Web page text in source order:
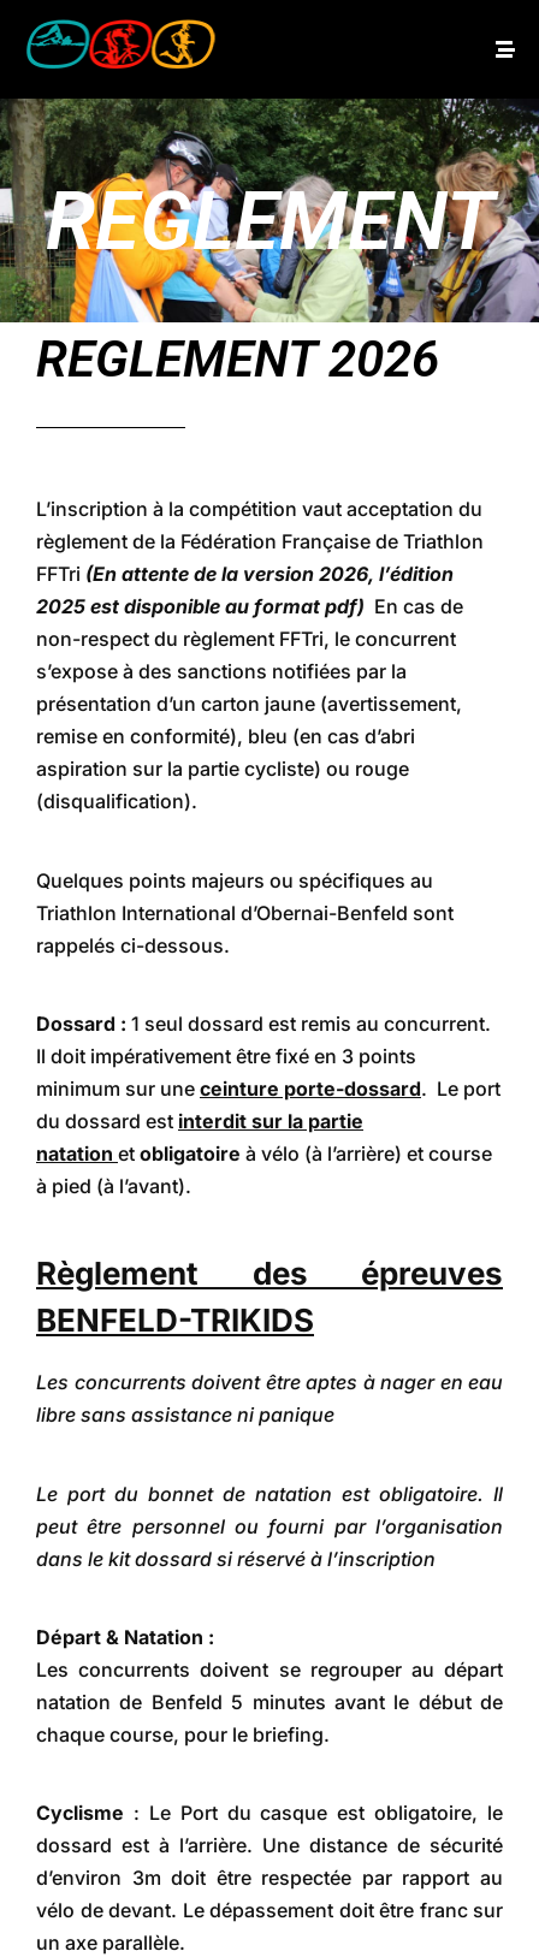
REGLEMENT
REGLEMENT 2026
L’inscription à la compétition vaut acceptation du
règlement de la Fédération Française de Triathlon
FFTri (En attente de la version 2026, l’édition
2025 est disponible au format pdf) En cas de
non-respect du règlement FFTri, le concurrent
s’expose à des sanctions notifiées par la
présentation d’un carton jaune (avertissement,
remise en conformité), bleu (en cas d’abri
aspiration sur la partie cycliste) ou rouge
(disqualification).
Quelques points majeurs ou spécifiques au
Triathlon International d’Obernai-Benfeld sont
rappelés ci-dessous.
Dossard : 1 seul dossard est remis au concurrent.
Il doit impérativement être fixé en 3 points
minimum sur une ceinture porte-dossard. Le port
du dossard est interdit sur la partie
natation et obligatoire à vélo (à l’arrière) et course
à pied (à l’avant).
Règlement des épreuves
BENFELD-TRIKIDS
Les concurrents doivent être aptes à nager en eau
libre sans assistance ni panique
Le port du bonnet de natation est obligatoire. Il
peut être personnel ou fourni par l’organisation
dans le kit dossard si réservé à l’inscription
Départ & Natation :
Les concurrents doivent se regrouper au départ
natation de Benfeld 5 minutes avant le début de
chaque course, pour le briefing.
Cyclisme : Le Port du casque est obligatoire, le
dossard est à l’arrière. Une distance de sécurité
d’environ 3m doit être respectée par rapport au
vélo de devant. Le dépassement doit être franc sur
un axe parallèle.